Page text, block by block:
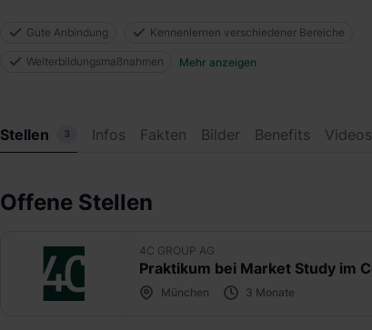
Gute Anbindung Kennenlernen verschiedener Bereiche
Weiterbildungsmaßnahmen Mehr anzeigen
Stellen 3 Infos Fakten Bilder Benefits Videos
Offene Stellen
4C GROUP AG
München 3 Monate